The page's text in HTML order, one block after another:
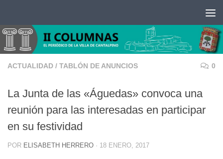
ACTUALIDAD / TABLÓN DE ANUNCIOS 0
La Junta de las «Águedas» convoca una
reunión para las interesadas en participar
en su festividad
POR ELISABETH HERRERO · 18 ENERO, 2017